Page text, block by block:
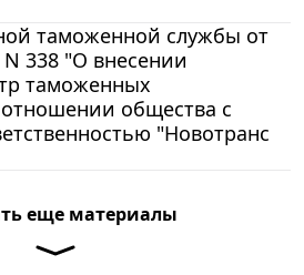
таможенной службы от
N 338 "О внесении
таможенных
общества с
"Новотранс
еще материалы